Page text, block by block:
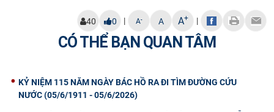
40 0 | A- A A+ |
CÓ THỂ BẠN QUAN TÂM
KỶ NIỆM 115 NĂM NGÀY BÁC HỒ RA ĐI TÌM ĐƯỜNG CỨU
NƯỚC (05/6/1911 - 05/6/2026)